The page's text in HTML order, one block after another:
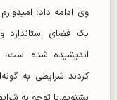
وی ادامه داد:
یک فضای استاندارد
اندیشیده شده است،
کردند شرایطی به